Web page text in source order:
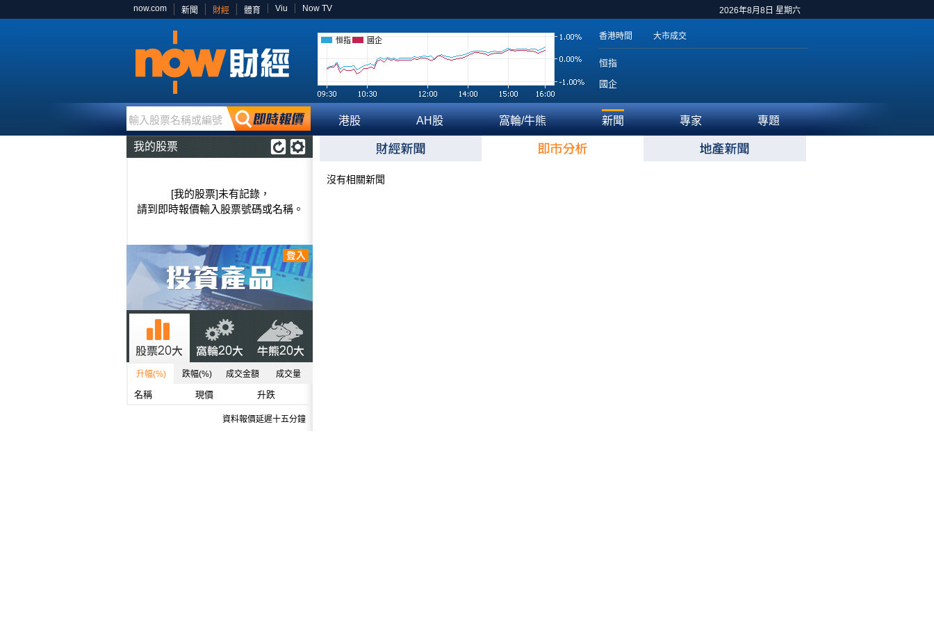
2026年8月8日 星期六
now.com 新聞 財經 體育 Viu Now TV
恒指 國企 香港時間 大市成交
恒指
國企
輸入股票名稱或編號 港股 AH股 窩輪/牛熊 新聞 專家 專題
我的股票
[我的股票]未有記錄，
請到即時報價輸入股票號碼或名稱。
升幅(%) 跌幅(%) 成交金額 成交量
名稱 現價 升跌
資料報價延遲十五分鐘
沒有相關新聞